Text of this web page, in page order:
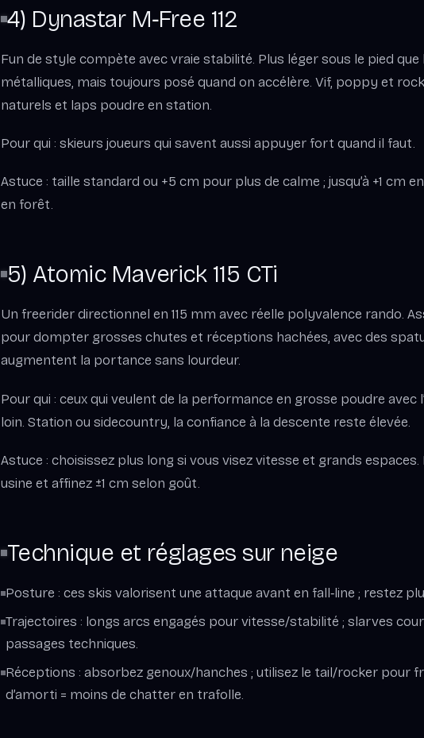
4) Dynastar M‑Free 112
Fun de style compète avec vraie stabilité. Plus léger sous le pied
métalliques, mais toujours posé quand on accélère. Vif, poppy et
naturels et laps poudre en station.
Pour qui : skieurs joueurs qui savent aussi appuyer fort quand il faut.
Astuce : taille standard ou +5 cm pour plus de calme ; jusqu’à +1 cm
en forêt.
5) Atomic Maverick 115 CTi
Un freerider directionnel en 115 mm avec réelle polyvalence rando.
pour dompter grosses chutes et réceptions hachées, avec des
augmentent la portance sans lourdeur.
Pour qui : ceux qui veulent de la performance en grosse poudre avec
loin. Station ou sidecountry, la confiance à la descente reste élevée.
Astuce : choisissez plus long si vous visez vitesse et grands
usine et affinez ±1 cm selon goût.
Technique et réglages sur neige
Posture : ces skis valorisent une attaque avant en fall‑line ; restez
Trajectoires : longs arcs engagés pour vitesse/stabilité ; slarves
passages techniques.
Réceptions : absorbez genoux/hanches ; utilisez le tail/rocker pour
d’amorti = moins de chatter en trafolle.